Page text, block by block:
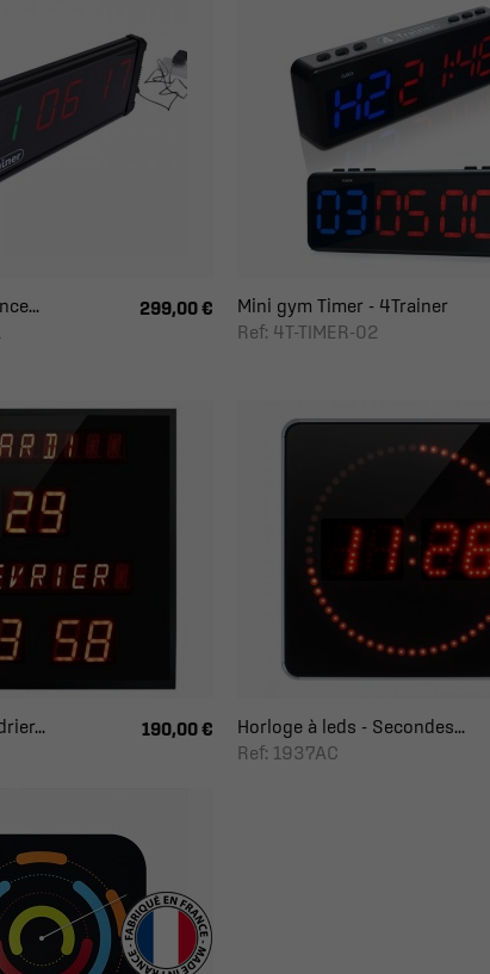
299,00 €
Mini gym Timer - 4Trainer
Ref: 4T-TIMER-02
190,00 €
Horloge à leds - Secondes...
Ref: 1937AC